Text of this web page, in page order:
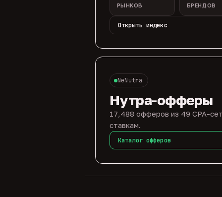
РЫНКОВ БРЕНДОВ
Открыть индекс
NeNutra
Нутра-офферы
17,488 офферов из 49 CPA-
ставкам.
Каталог офферов